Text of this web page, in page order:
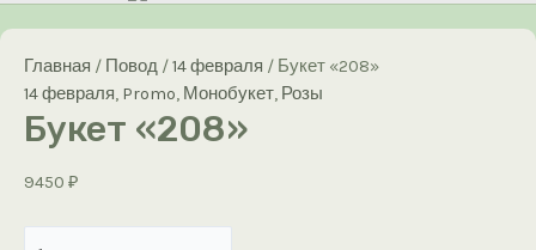
Главная / Повод /14 февраля / Букет «208»
14 февраля, Promo, Монобукет, Розы
Букет «208»
9450 ₽